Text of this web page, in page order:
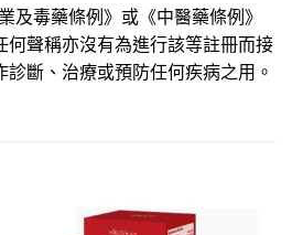
及毒藥條例》或《中醫藥條例》
何聲稱亦沒有為進行該等註冊而接
斷、治療或預防任何疾病之用。